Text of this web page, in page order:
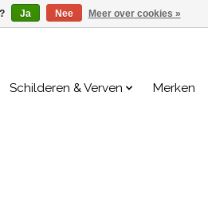
Schilderen & Verven Merken
Ja Nee Meer over cookies »